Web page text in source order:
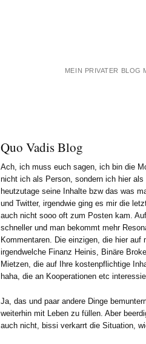
MEIN PRIVATER BLOG
Quo Vadis Blog
Ach, ich muss euch sagen, ich bin die
nicht ich als Person, sondern ich hier
heutzutage seine Inhalte bzw das was
und Twitter, irgendwie ging es mir die
auch nicht sooo oft zum Posten kam.
schneller und man bekommt mehr
Kommentaren. Die einzigen, die hier auf
irgendwelche Finanz Heinis, Binäre
Mietzen, die auf Ihre kostenpflichtige
haha, die an Kooperationen etc
Ja, das und paar andere Dinge
weiterhin mit Leben zu füllen. Aber
auch nicht, bissi verkarrt die Situation,